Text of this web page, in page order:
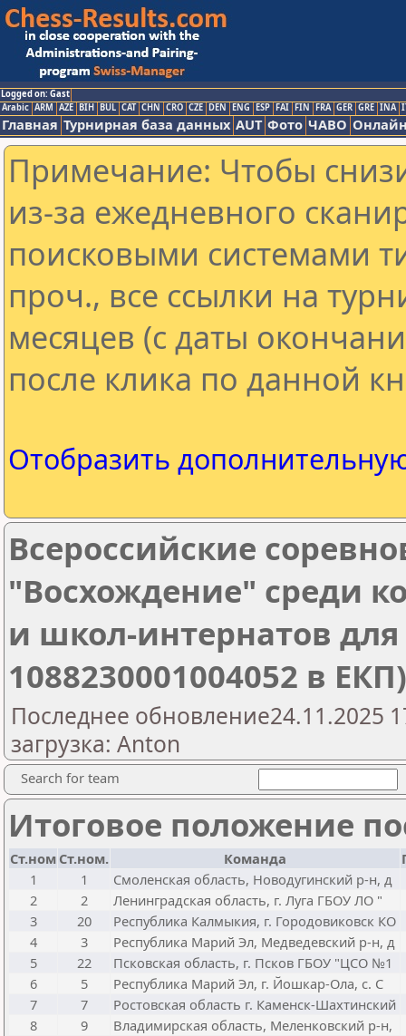
Logged on: Gast
Arabic ARM AZE BIH BUL CAT CHN CRO CZE DEN ENG ESP FAI FIN FRA GER GRE INA
Главная Турнирная база данных AUT Фото ЧАВО
Примечание: Чтобы
из-за ежедневного
поисковыми системами
проч., все ссылки на
месяцев (с даты
после клика по данной
Отобразить
Всероссийские
"Восхождение" среди
и школ-интернатов
1088230001004052 в ЕКП)
Последнее обновление24.11.2025
загрузка: Anton
Search for team
Итоговое положение
Ст.ном Ст.ном. Команда
1
1
Смоленская область, Новодугинский р-н, д
2
2
Ленинградская область, г. Луга ГБОУ ЛО "
3
20
Республика Калмыкия, г. Городовиковск КО
4
3
Республика Марий Эл, Медведевский р-н, д
5
22
Псковская область, г. Псков ГБОУ "ЦСО №1
6
5
Республика Марий Эл, г. Йошкар-Ола, с. С
7
7
Ростовская область г. Каменск-Шахтинский
8
9
Владимирская область, Меленковский р-н,